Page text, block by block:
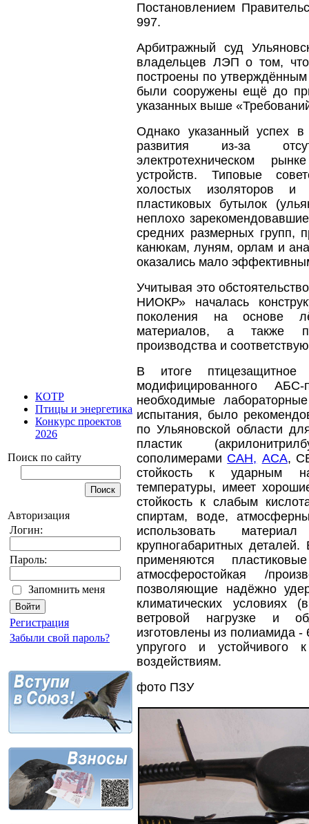
КОТР
Птицы и энергетика
Конкурс проектов
2026
Поиск по сайту
Авторизация
Логин:
Пароль:
Запомнить меня
Регистрация
Забыли свой пароль?
Постановлением
997.
Арбитражный суд
владельцев ЛЭП о том,
построены по
были сооружены ещё до
указанных выше
Однако указанный успех
развития из-за
электротехническом
устройств. Типовые
холостых изоляторов и
пластиковых бутылок
неплохо
средних размерных групп,
канюкам, луням, орлам и
оказались мало
Учитывая это
НИОКР» началась
поколения на основе
материалов, а также
производства и
В итоге птицезащитное
модифицированного
необходимые
испытания, было
по Ульяновской области
пластик
сополимерами САН, АСА,
стойкость к ударным
температуры, имеет
стойкость к слабым
спиртам, воде,
использовать
крупногабаритных
применяются
атмосферостойкая /
позволяющие надёжно
климатических условиях
ветровой нагрузке и
изготовлены из полиамида
упругого и устойчивого
воздействиям.
фото ПЗУ